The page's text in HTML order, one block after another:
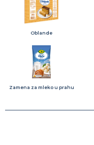
Oblande
Zamena za mleko u prahu